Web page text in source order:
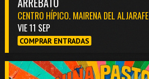
CENTRO HÍPICO. MAIRENA DEL ALJARAFE
VIE 11 SEP
COMPRAR ENTRADAS